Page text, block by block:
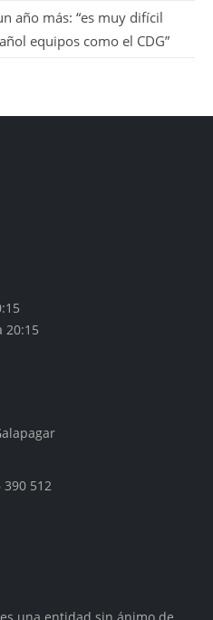
año más: “es muy difícil
equipos como el CDG”
20:15
390 512